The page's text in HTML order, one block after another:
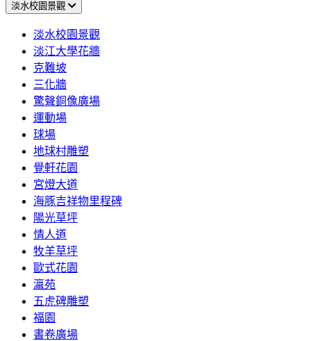
淡水校園景觀
淡水校園景觀
淡江大學花牆
克難坡
三化牆
驚聲銅像廣場
運動場
球場
地球村雕塑
覺軒花園
宮燈大道
海豚吉祥物里程碑
陽光草坪
情人道
牧羊草坪
歐式花園
瀛苑
五虎碑雕塑
福園
書卷廣場